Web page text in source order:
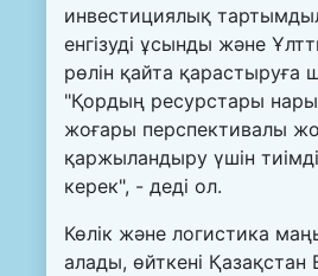
инвестициялық
енгізуді ұсынды және
рөлін қайта қарастыруға
"Қордың ресурстары
жоғары перспективалы
қаржыландыру үшін
керек", - деді ол.
Көлік және логистика
алады, өйткені Қазақстан